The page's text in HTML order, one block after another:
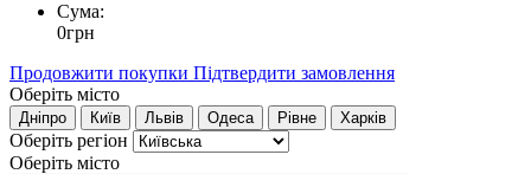
Сума:
0грн
Продовжити покупки Підтвердити замовлення
Оберіть місто
Дніпро Київ Львів Одеса Рівне Харків
Оберіть регіон
Оберіть місто